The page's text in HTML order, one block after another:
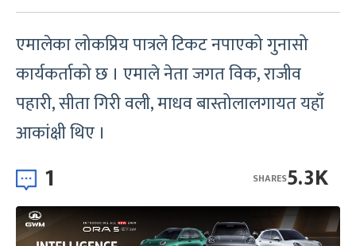
एमालेका लोकप्रिय पात्रले टिकट नपाएको गुनासो
कार्यकर्ताको छ । एमाले नेता जगत विक, राजीव
पहारी, सीता गिरी वली, माधव बास्तोलालगायत यहाँ
आकांक्षी थिए ।
1 5.3K
SHARES